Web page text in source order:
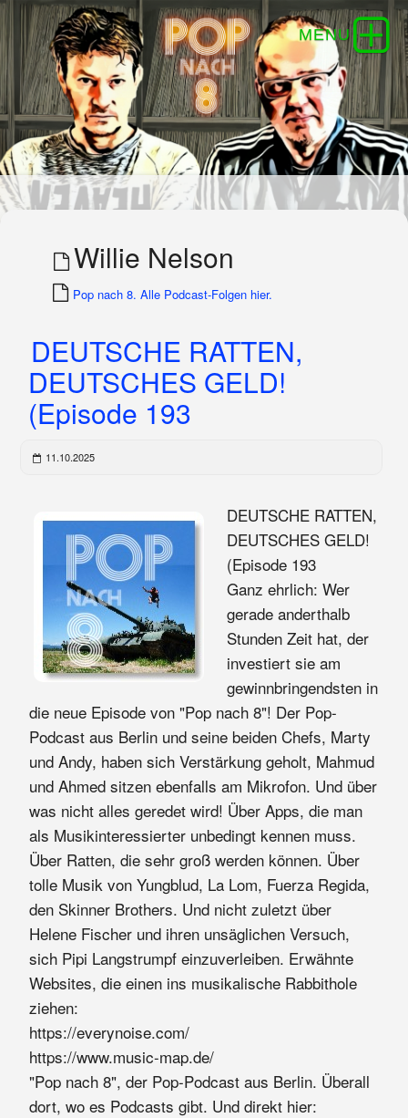
Willie Nelson
Pop nach 8. Alle Podcast-Folgen hier.
DEUTSCHE RATTEN,
DEUTSCHES GELD!
(Episode 193
11.10.2025
DEUTSCHE RATTEN,
DEUTSCHES GELD!
(Episode 193
Ganz ehrlich: Wer
gerade anderthalb
Stunden Zeit hat, der
investiert sie am
gewinnbringendsten in
die neue Episode von "Pop nach 8"! Der Pop-
Podcast aus Berlin und seine beiden Chefs, Marty
und Andy, haben sich Verstärkung geholt, Mahmud
und Ahmed sitzen ebenfalls am Mikrofon. Und über
was nicht alles geredet wird! Über Apps, die man
als Musikinteressierter unbedingt kennen muss.
Über Ratten, die sehr groß werden können. Über
tolle Musik von Yungblud, La Lom, Fuerza Regida,
den Skinner Brothers. Und nicht zuletzt über
Helene Fischer und ihren unsäglichen Versuch,
sich Pipi Langstrumpf einzuverleiben. Erwähnte
Websites, die einen ins musikalische Rabbithole
ziehen:
https://everynoise.com/
https://www.music-map.de/
"Pop nach 8", der Pop-Podcast aus Berlin. Überall
dort, wo es Podcasts gibt. Und direkt hier: